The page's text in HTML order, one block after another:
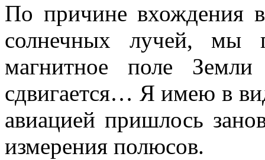
По причине вхождения в
солнечных лучей, мы
магнитное поле
сдвигается… Я имею в
авиацией пришлось
измерения полюсов.